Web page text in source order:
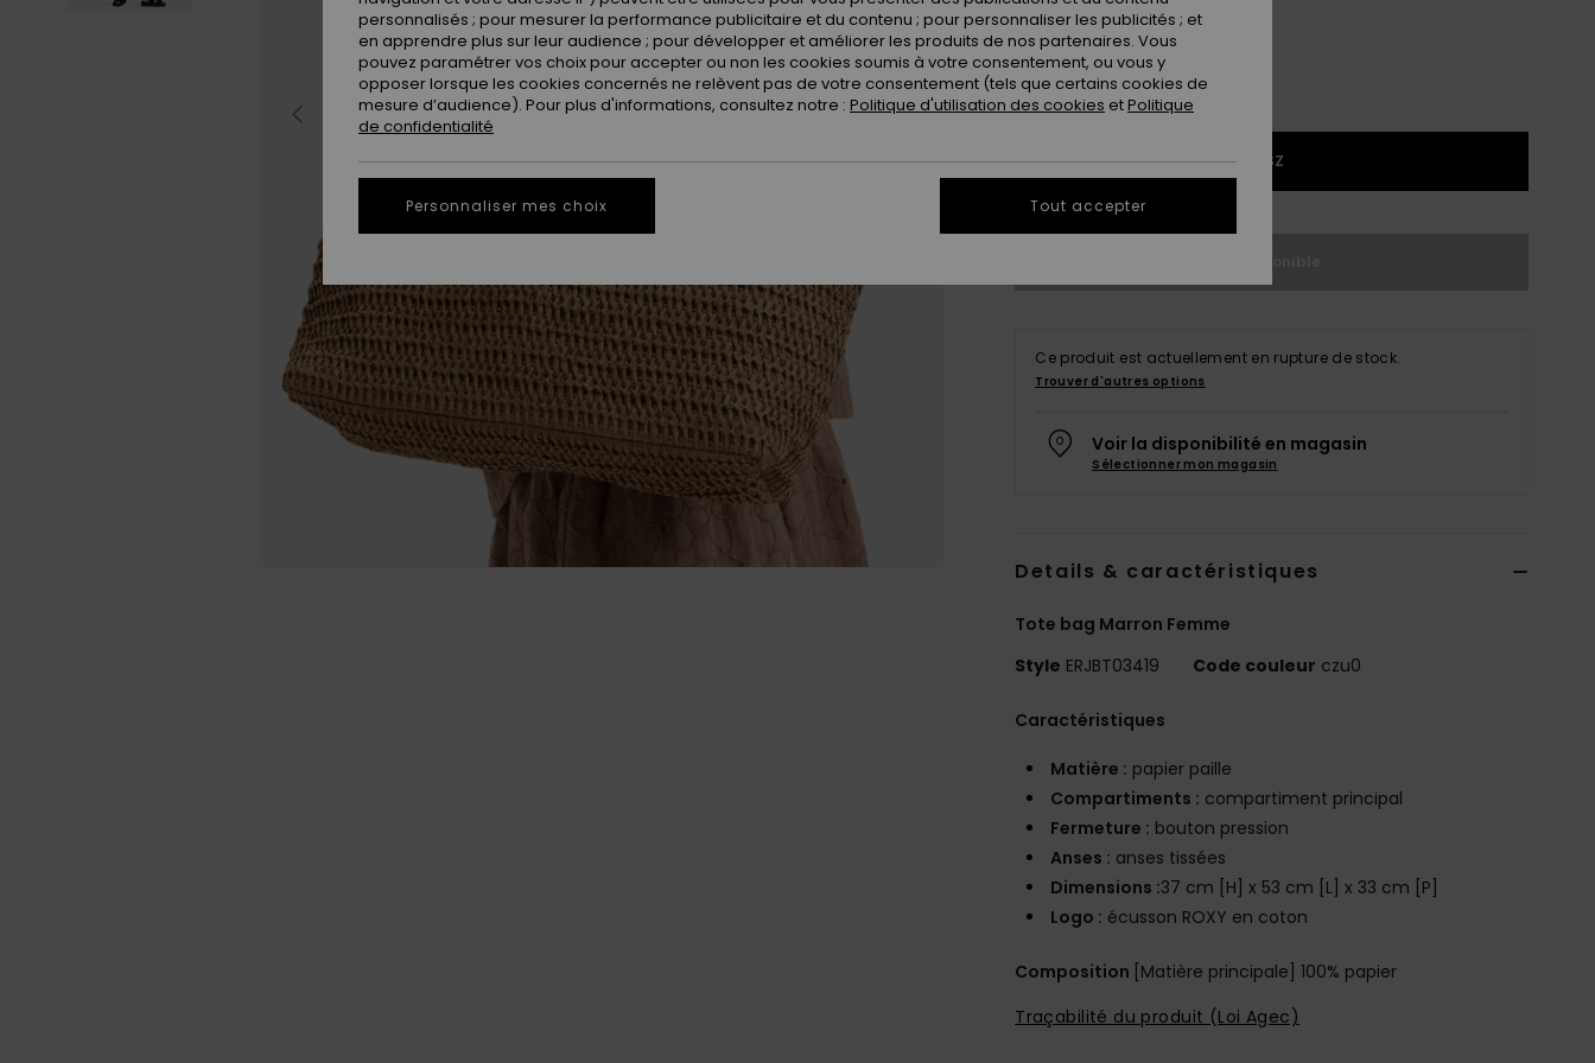
1SZ
Ce produit est actuellement en rupture de stock.
Trouver d'autres options
Voir la disponibilité en magasin
Sélectionner mon magasin
Details & caractéristiques
Tote bag Marron Femme
Style ERJBT03419 Code couleur czu0
Caractéristiques
Matière : papier paille
Compartiments : compartiment principal
Fermeture : bouton pression
Anses : anses tissées
Dimensions :37 cm [H] x 53 cm [L] x 33 cm [P]
Logo : écusson ROXY en coton
Composition [Matière principale] 100% papier
Traçabilité du produit (Loi Agec)
personnalisés ; pour mesurer la performance publicitaire et du contenu ; pour personnaliser les publicités ; et
en apprendre plus sur leur audience ; pour développer et améliorer les produits de nos partenaires. Vous
pouvez paramétrer vos choix pour accepter ou non les cookies soumis à votre consentement, ou vous y
opposer lorsque les cookies concernés ne relèvent pas de votre consentement (tels que certains cookies de
mesure d’audience). Pour plus d'informations, consultez notre : Politique d'utilisation des cookies etPolitique
de confidentialité
Personnaliser mes choix Tout accepter